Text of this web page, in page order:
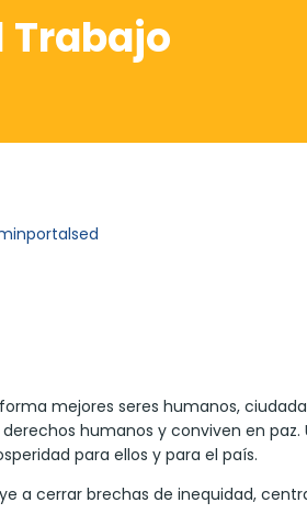
Trabajo
mejores seres humanos,
humanos y conviven en
para ellos y para el país.
a cerrar brechas de inequidad,